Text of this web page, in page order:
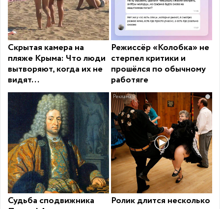
Скрытая камера на
пляже Крыма: Что люди
вытворяют, когда их не
видят...
Режиссёр «Колобка» не
стерпел критики и
прошёлся по обычному
работяге
Судьба сподвижника
i
Ролик длится несколько